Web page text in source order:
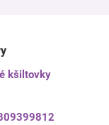
kšiltovky